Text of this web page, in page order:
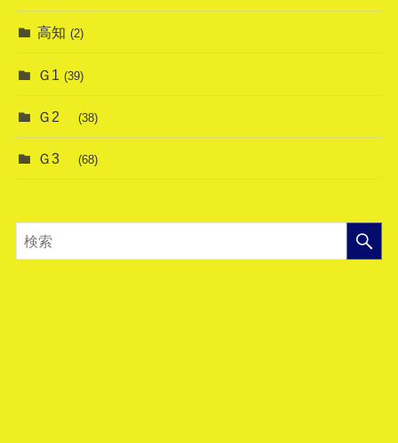
高知 (2)
Ｇ1 (39)
Ｇ2 (38)
Ｇ3 (68)